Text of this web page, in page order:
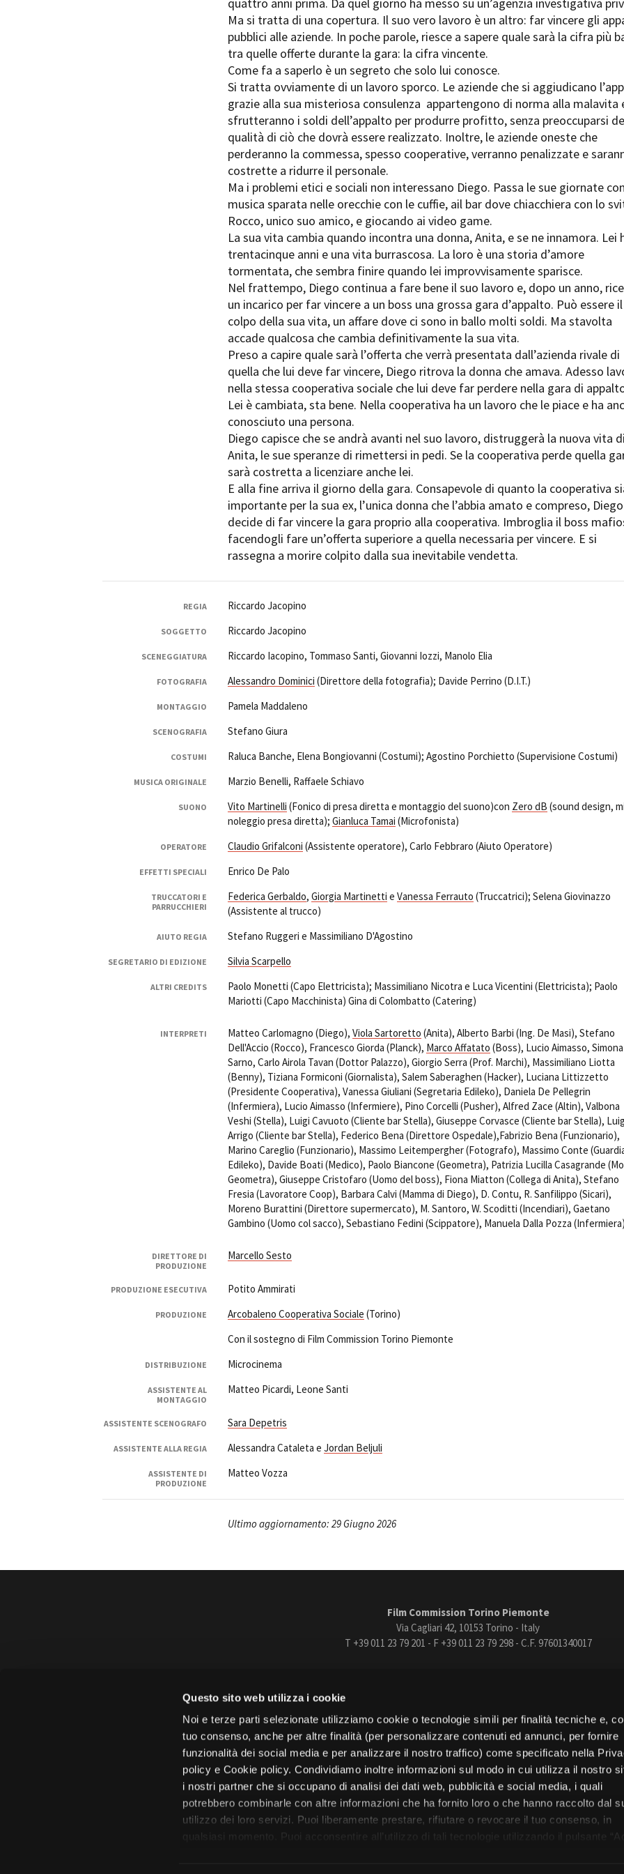
Questo sito web utilizza i cookie
Noi e terze parti selezionate utilizziamo cookie o tecnologie simili per finalità tecniche e,
tuo consenso, anche per altre finalità (per personalizzare contenuti ed annunci, per fornire
funzionalità dei social media e per analizzare il nostro traffico) come specificato nella
policy e Cookie policy. Condividiamo inoltre informazioni sul modo in cui utilizza il nostro
i nostri partner che si occupano di analisi dei dati web, pubblicità e social media, i quali
potrebbero combinarle con altre informazioni che ha fornito loro o che hanno raccolto dal
utilizzo dei loro servizi. Puoi liberamente prestare, rifiutare o revocare il tuo consenso, in
qualsiasi momento. Puoi acconsentire all’utilizzo di tali tecnologie utilizzando il pulsante
Open Day
Ciak in TOur!
Amministrazione trasparente Bandi e gare Contatti Cookie policy Whistleblowing
Ma si tratta di una copertura. Il suo vero lavoro è un altro: far vincere gli
pubblici alle aziende. In poche parole, riesce a sapere quale sarà la cifra più
tra quelle offerte durante la gara: la cifra vincente.
Come fa a saperlo è un segreto che solo lui conosce.
Si tratta ovviamente di un lavoro sporco. Le aziende che si aggiudicano
grazie alla sua misteriosa consulenza appartengono di norma alla malavita
sfrutteranno i soldi dell’appalto per produrre profitto, senza preoccuparsi
qualità di ciò che dovrà essere realizzato. Inoltre, le aziende oneste che
perderanno la commessa, spesso cooperative, verranno penalizzate e
costrette a ridurre il personale.
Ma i problemi etici e sociali non interessano Diego. Passa le sue giornate
musica sparata nelle orecchie con le cuffie, ail bar dove chiacchiera con lo
Rocco, unico suo amico, e giocando ai video game.
La sua vita cambia quando incontra una donna, Anita, e se ne innamora. Lei
trentacinque anni e una vita burrascosa. La loro è una storia d’amore
tormentata, che sembra finire quando lei improvvisamente sparisce.
Nel frattempo, Diego continua a fare bene il suo lavoro e, dopo un anno,
un incarico per far vincere a un boss una grossa gara d’appalto. Può essere il
colpo della sua vita, un affare dove ci sono in ballo molti soldi. Ma stavolta
accade qualcosa che cambia definitivamente la sua vita.
Preso a capire quale sarà l’offerta che verrà presentata dall’azienda rivale di
quella che lui deve far vincere, Diego ritrova la donna che amava. Adesso
nella stessa cooperativa sociale che lui deve far perdere nella gara di
Lei è cambiata, sta bene. Nella cooperativa ha un lavoro che le piace e ha
conosciuto una persona.
Diego capisce che se andrà avanti nel suo lavoro, distruggerà la nuova vita
Anita, le sue speranze di rimettersi in pedi. Se la cooperativa perde quella
sarà costretta a licenziare anche lei.
E alla fine arriva il giorno della gara. Consapevole di quanto la cooperativa
importante per la sua ex, l’unica donna che l’abbia amato e compreso, Diego
decide di far vincere la gara proprio alla cooperativa. Imbroglia il boss
facendogli fare un’offerta superiore a quella necessaria per vincere. E si
rassegna a morire colpito dalla sua inevitabile vendetta.
REGIA Riccardo Jacopino
SOGGETTO Riccardo Jacopino
SCENEGGIATURA Riccardo Iacopino, Tommaso Santi, Giovanni Iozzi, Manolo Elia
FOTOGRAFIA Alessandro Dominici (Direttore della fotografia); Davide Perrino (D.I.T.)
MONTAGGIO Pamela Maddaleno
SCENOGRAFIA Stefano Giura
COSTUMI Raluca Banche, Elena Bongiovanni (Costumi); Agostino Porchietto (Supervisione Costumi)
MUSICA ORIGINALE Marzio Benelli, Raffaele Schiavo
SUONO Vito Martinelli (Fonico di presa diretta e montaggio del suono)con Zero dB (sound design,
noleggio presa diretta); Gianluca Tamai (Microfonista)
OPERATORE Claudio Grifalconi (Assistente operatore), Carlo Febbraro (Aiuto Operatore)
EFFETTI SPECIALI Enrico De Palo
TRUCCATORI E
PARRUCCHIERI
Federica Gerbaldo, Giorgia Martinetti e Vanessa Ferrauto (Truccatrici); Selena Giovinazzo
(Assistente al trucco)
AIUTO REGIA Stefano Ruggeri e Massimiliano D'Agostino
SEGRETARIO DI EDIZIONE Silvia Scarpello
ALTRI CREDITS
Paolo Monetti (Capo Elettricista); Massimiliano Nicotra e Luca Vicentini (Elettricista); Paolo
Mariotti (Capo Macchinista) Gina di Colombatto (Catering)
INTERPRETI Matteo Carlomagno (Diego), Viola Sartoretto (Anita), Alberto Barbi (Ing. De Masi), Stefano
Dell'Accio (Rocco), Francesco Giorda (Planck), Marco Affatato (Boss), Lucio Aimasso,
Sarno, Carlo Airola Tavan (Dottor Palazzo), Giorgio Serra (Prof. Marchi), Massimiliano Liotta
(Benny), Tiziana Formiconi (Giornalista), Salem Saberaghen (Hacker), Luciana Littizzetto
(Presidente Cooperativa), Vanessa Giuliani (Segretaria Edileko), Daniela De Pellegrin
(Infermiera), Lucio Aimasso (Infermiere), Pino Corcelli (Pusher), Alfred Zace (Altin), Valbona
Veshi (Stella), Luigi Cavuoto (Cliente bar Stella), Giuseppe Corvasce (Cliente bar Stella),
Arrigo (Cliente bar Stella), Federico Bena (Direttore Ospedale),Fabrizio Bena (Funzionario),
Marino Careglio (Funzionario), Massimo Leitempergher (Fotografo), Massimo Conte
Edileko), Davide Boati (Medico), Paolo Biancone (Geometra), Patrizia Lucilla Casagrande
Geometra), Giuseppe Cristofaro (Uomo del boss), Fiona Miatton (Collega di Anita), Stefano
Fresia (Lavoratore Coop), Barbara Calvi (Mamma di Diego), D. Contu, R. Sanfilippo (Sicari),
Moreno Burattini (Direttore supermercato), M. Santoro, W. Scoditti (Incendiari), Gaetano
Gambino (Uomo col sacco), Sebastiano Fedini (Scippatore), Manuela Dalla Pozza
DIRETTORE DI
PRODUZIONE
Marcello Sesto
PRODUZIONE ESECUTIVA Potito Ammirati
PRODUZIONE Arcobaleno Cooperativa Sociale (Torino)
Con il sostegno di Film Commission Torino Piemonte
DISTRIBUZIONE Microcinema
ASSISTENTE AL
MONTAGGIO
Matteo Picardi, Leone Santi
ASSISTENTE SCENOGRAFO Sara Depetris
ASSISTENTE ALLA REGIA Alessandra Cataleta e Jordan Beljuli
ASSISTENTE DI
PRODUZIONE
Matteo Vozza
Ultimo aggiornamento: 29 Giugno 2026
Film Commission Torino Piemonte
Via Cagliari 42, 10153 Torino - Italy
T +39 011 23 79 201 - F +39 011 23 79 298 - C.F. 97601340017
FacebookInstagramYoutubeVimeo
Città di Torino Regione Piemonte